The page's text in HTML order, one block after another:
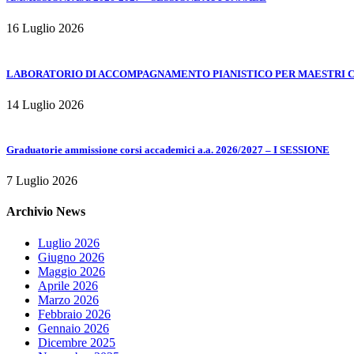
16 Luglio 2026
LABORATORIO DI ACCOMPAGNAMENTO PIANISTICO PER MAESTRI
14 Luglio 2026
Graduatorie ammissione corsi accademici a.a. 2026/2027 – I SESSIONE
7 Luglio 2026
Archivio News
Luglio 2026
Giugno 2026
Maggio 2026
Aprile 2026
Marzo 2026
Febbraio 2026
Gennaio 2026
Dicembre 2025